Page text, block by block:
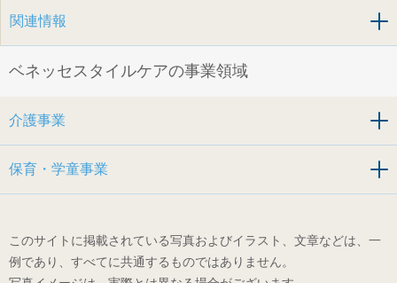
関連情報
ベネッセスタイルケアの事業領域
介護事業
保育・学童事業
このサイトに掲載されている写真およびイラスト、文章などは、一
例であり、すべてに共通するものではありません。